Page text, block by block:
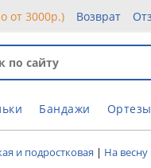
от 3000р.) Возврат
Бандажи Ортезы
и подростковая | На весну